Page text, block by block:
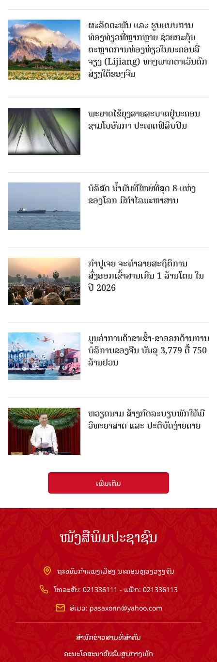
ຜະລິດຕະພັນ ແລະ ຮູບແບບການ
ທ່ອງທ່ຽວທີ່ຫຼາກຫຼາຍ ຊ່ວຍກະຕຸ້ນ
ຕະຫຼາດການທ່ອງທ່ຽວໃນນະຄອນລີ່
ຈຽງ (Lijiang) ທາງພາກຕາເວັນຕົກ
ສ່ຽງໃຕ້ຂອງຈີນ
ພະຍາດໄຂ້ຍຸງລາຍລະບາດຢູ່ນະຄອນ
ຊາມໂບ​ອັນກາ ປະເທດຟີລິບປິນ
ບໍລິສັດ ນ້ຳມັນທີ່ໃຫຍ່ທີ່ສຸດ 8 ແຫ່ງ
ຂອງໂລກ ມີກຳໄລມະຫາສານ
ກຳປູເຈຍ ຈະທຳລາຍສະຖິຕິການ
ສົ່ງອອກເຂົ້າສານເກີນ 1 ລ້ານໂຕນ ໃນ
ປີ 2026
ມູນຄ່າການຄ້າຂາເຂົ້າ-ຂາອອກດ້ານການ
ບໍລິການຂອງຈີນ ບັນລຸ 3,779 ຕື້ 750
ລ້ານຢວນ
ຫວຽດນາມ ສ້າງກົດລະບຽບພັກໃຫ້ມີ
ວິທະຍາສາດ ແລະ ປະຕິບັດງ່າຍດາຍ
ເພີ່ມເຕີມ
ໜັງສືພິມປະຊາຊົນ
ຖະໜົນກຳແພງເມືອງ ນະຄອນຫຼວງວຽງຈັນ
ໂທລະສັບ: 021336111 - ແຟັກ: 021336113
ອີເມວ: pasaxonn@yahoo.com
ສຳ​ນັກ​ຂ່າວ​ສານ​ທີ່​ສຳ​ຄັນ​
ຄະນະໂຄສະນາອົບຮົມ​ສູນ​ກາງ​ພັກ